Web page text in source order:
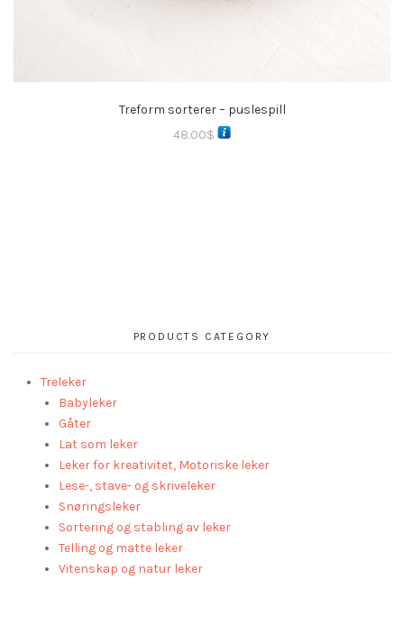
Treform sorterer – puslespill
48.00$
PRODUCTS CATEGORY
Treleker
Babyleker
Gåter
Lat som leker
Leker for kreativitet, Motoriske leker
Lese-, stave- og skriveleker
Snøringsleker
Sortering og stabling av leker
Telling og matte leker
Vitenskap og natur leker